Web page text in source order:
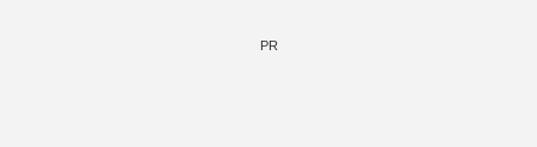
PR